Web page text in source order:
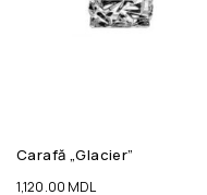
Carafă „Glacier”
1,120.00 MDL